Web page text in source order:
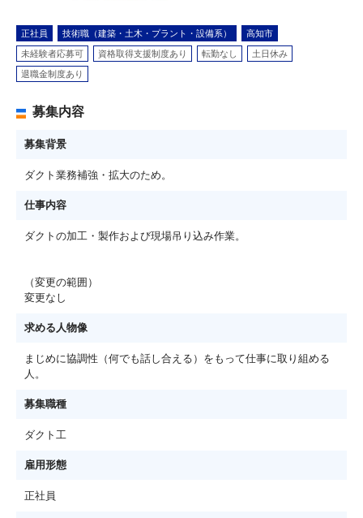
正社員 技術職（建築・土木・プラント・設備系） 高知市
未経験者応募可 資格取得支援制度あり 転勤なし 土日休み
退職金制度あり
募集内容
募集背景
ダクト業務補強・拡大のため。
仕事内容
ダクトの加工・製作および現場吊り込み作業。
（変更の範囲）
変更なし
求める人物像
まじめに協調性（何でも話し合える）をもって仕事に取り組める
人。
募集職種
ダクト工
雇用形態
正社員